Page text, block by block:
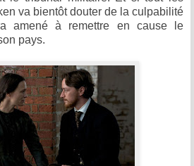
va bientôt douter de la culpabilité
amené à remettre en cause le
pays.